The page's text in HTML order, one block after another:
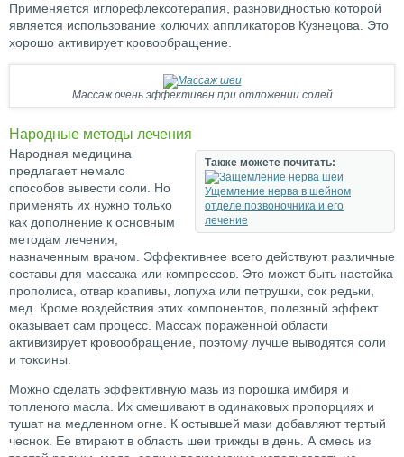
Применяется иглорефлексотерапия, разновидностью которой
является использование колючих аппликаторов Кузнецова. Это
хорошо активирует кровообращение.
Массаж очень эффективен при отложении солей
Народные методы лечения
Также можете почитать:
Ущемление нерва в шейном
отделе позвоночника и его
лечение
Народная медицина
предлагает немало
способов вывести соли. Но
применять их нужно только
как дополнение к основным
методам лечения,
назначенным врачом. Эффективнее всего действуют различные
составы для массажа или компрессов. Это может быть настойка
прополиса, отвар крапивы, лопуха или петрушки, сок редьки,
мед. Кроме воздействия этих компонентов, полезный эффект
оказывает сам процесс. Массаж пораженной области
активизирует кровообращение, поэтому лучше выводятся соли
и токсины.
Можно сделать эффективную мазь из порошка имбиря и
топленого масла. Их смешивают в одинаковых пропорциях и
тушат на медленном огне. К остывшей мази добавляют тертый
чеснок. Ее втирают в область шеи трижды в день. А смесь из